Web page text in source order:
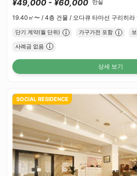
¥49,000 - ¥60,000 만실
19.40㎡〜 / 4층 건물 / 오다큐 타마선 구리히라
단기 계약(월 단위) 가구가전 포함
사례금 없음
상세 보기
SOCIAL RESIDENCE